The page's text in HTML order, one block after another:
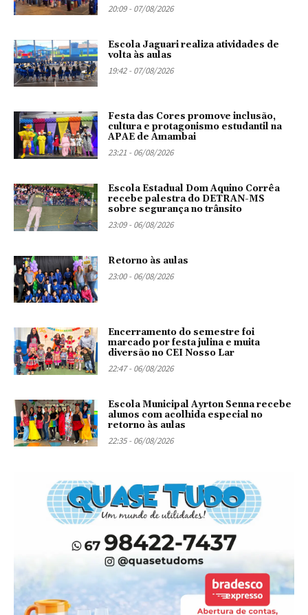
20:09 - 07/08/2026
Escola Jaguari realiza atividades de
volta às aulas
19:42 - 07/08/2026
Festa das Cores promove inclusão,
cultura e protagonismo estudantil na
APAE de Amambai
23:21 - 06/08/2026
Escola Estadual Dom Aquino Corrêa
recebe palestra do DETRAN-MS
sobre segurança no trânsito
23:09 - 06/08/2026
Retorno às aulas
23:00 - 06/08/2026
Encerramento do semestre foi
marcado por festa julina e muita
diversão no CEI Nosso Lar
22:47 - 06/08/2026
Escola Municipal Ayrton Senna recebe
alunos com acolhida especial no
retorno às aulas
22:35 - 06/08/2026